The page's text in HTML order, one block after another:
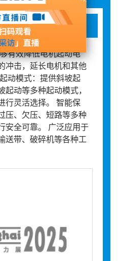
动器
有效降低电机起动电
冲击，延长电机和其他
动模式：提供斜坡起
起动等多种起动模式，
行灵活选择。 智能保
压、欠压、短路等多种
安全可靠。 广泛应用于
送带、破碎机等各种工